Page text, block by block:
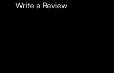
Write a Review